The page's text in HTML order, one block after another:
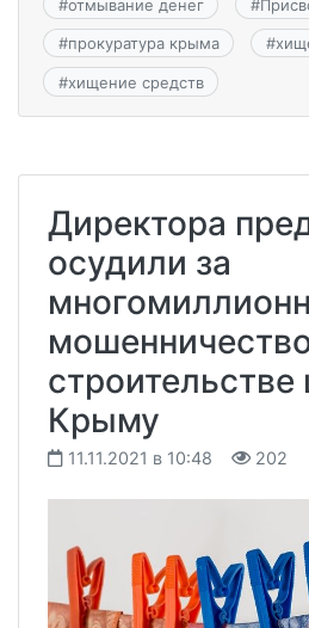
#отмывание денег #
#прокуратура крыма #
#хищение средств
Директора
осудили за
Крыму
11.11.2021 в 10:48 202